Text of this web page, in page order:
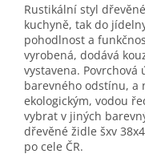
Rustikální styl
kuchyně, tak do
pohodlnost a
vyrobená, dodává
vystavena.
barevného odstínu, a
ekologickým, vodou
vybrat v jiných
dřevěné židle šxv
po cele ČR.